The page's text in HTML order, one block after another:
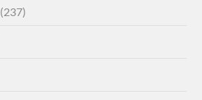
(237)